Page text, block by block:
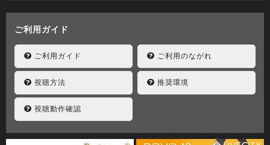
ご利用ガイド
ご利用ガイド ご利用のながれ
視聴方法 推奨環境
視聴動作確認